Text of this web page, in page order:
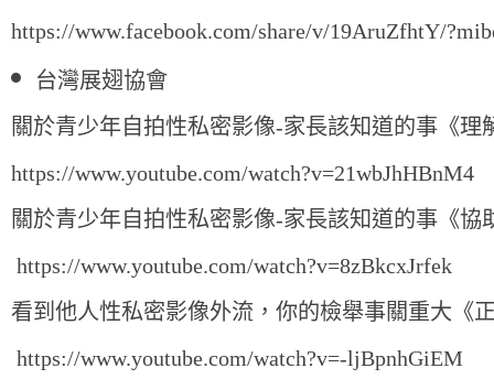
https://www.facebook.com/share/v/19AruZfhtY/
台灣展翅協會
關於青少年自拍性私密影像-家長該知道的事《理
https://www.youtube.com/watch?v=21wbJhHBnM4
關於青少年自拍性私密影像-家長該知道的事《協
https://www.youtube.com/watch?v=8zBkcxJrfek
看到他人性私密影像外流，你的檢舉事關重大《
https://www.youtube.com/watch?v=-ljBpnhGiEM